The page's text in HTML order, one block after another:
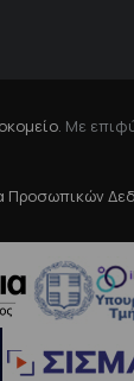
. Με
Προσωπικών